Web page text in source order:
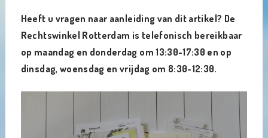
Heeft u vragen naar aanleiding van dit artikel? De
Rechtswinkel Rotterdam is telefonisch bereikbaar
op maandag en donderdag om 13:30-17:30 en op
dinsdag, woensdag en vrijdag om 8:30-12:30.